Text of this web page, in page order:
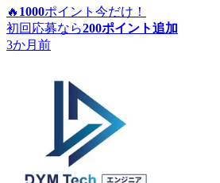
🔥 1000ポイント 今だけ！
初回応募なら200ポイント追加
3か月前